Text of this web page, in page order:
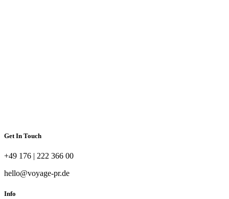
Get In Touch
+49 176 | 222 366 00
hello@voyage-pr.de
Info